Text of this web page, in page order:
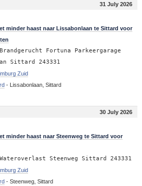
31 July 2026
minder haast naar Lissabonlaan te Sittard voor
Fortuna Parkeergarage
Sittard 243331
Zuid
- Lissabonlaan, Sittard
30 July 2026
minder haast naar Steenweg te Sittard voor
Wateroverlast Steenweg Sittard 243331
Zuid
- Steenweg, Sittard